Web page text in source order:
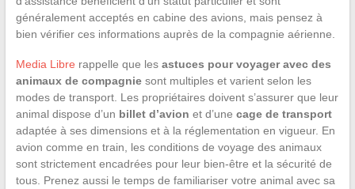
généralement acceptés en cabine des avions, mais pensez à
bien vérifier ces informations auprès de la compagnie aérienne.
Media Libre rappelle que les astuces pour voyager avec des
animaux de compagniesont multiples et varient selon les
modes de transport. Les propriétaires doivent s’assurer que leur
animal dispose d’un billet d’avion et d’une cage de transport
adaptée à ses dimensions et à la réglementation en vigueur. En
avion comme en train, les conditions de voyage des animaux
sont strictement encadrées pour leur bien-être et la sécurité de
tous. Prenez aussi le temps de familiariser votre animal avec sa